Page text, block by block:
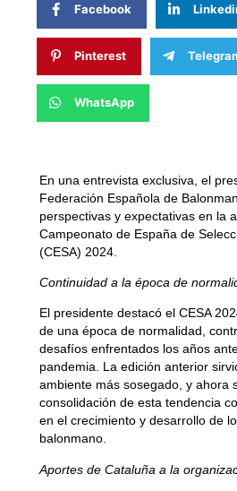
Facebook
Pinterest
WhatsApp
En una entrevista exclusiva, el
Federación Española de
perspectivas y expectativas en la
Campeonato de España de
(CESA) 2024.
Continuidad a la época de
El presidente destacó el CESA
de una época de normalidad,
desafíos enfrentados los años
pandemia. La edición anterior
ambiente más sosegado, y ahora
consolidación de esta tendencia
en el crecimiento y desarrollo de
balonmano.
Aportes de Cataluña a la